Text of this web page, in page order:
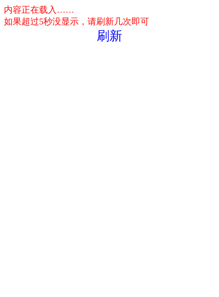
内容正在载入……
如果超过5秒没显示，请刷新几次即可
刷新